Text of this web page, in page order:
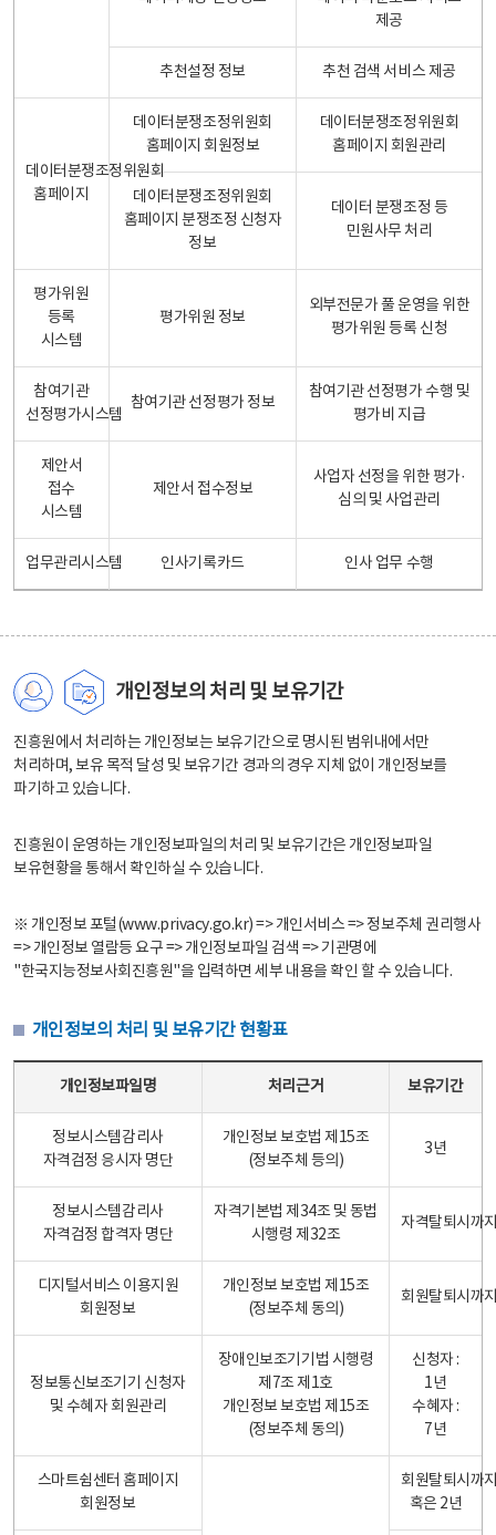
제공
추천설정 정보 추천 검색 서비스 제공
데이터분쟁조정위원회
홈페이지
데이터분쟁조정위원회
홈페이지 회원정보
데이터분쟁조정위원회
홈페이지 회원관리
데이터분쟁조정위원회
홈페이지 분쟁조정 신청자
정보
데이터 분쟁조정 등
민원사무 처리
평가위원
등록
시스템
평가위원 정보
외부전문가 풀 운영을 위한
평가위원 등록 신청
참여기관
선정평가시스템
참여기관 선정평가 정보
참여기관 선정평가 수행 및
평가비 지급
제안서
접수
시스템
제안서 접수정보
사업자 선정을 위한 평가·
심의 및 사업관리
업무관리시스템 인사기록카드 인사 업무 수행
개인정보의 처리 및 보유기간
진흥원에서 처리하는 개인정보는 보유기간으로 명시된 범위내에서만
처리하며, 보유 목적 달성 및 보유기간 경과의 경우 지체 없이 개인정보를
파기하고 있습니다.
진흥원이 운영하는 개인정보파일의 처리 및 보유기간은 개인정보파일
보유현황을 통해서 확인하실 수 있습니다.
※ 개인정보 포털(www.privacy.go.kr) => 개인서비스 => 정보주체 권리행사
=> 개인정보 열람등 요구 => 개인정보파일 검색 => 기관명에
"한국지능정보사회진흥원"을 입력하면 세부 내용을 확인 할 수 있습니다.
개인정보의 처리 및 보유기간 현황표
개인정보파일명 처리근거 보유기간
정보시스템감리사
자격검정 응시자 명단
개인정보 보호법 제15조
(정보주체 등의)
3년
정보시스템감리사
자격검정 합격자 명단
자격기본법 제34조 및 동법
시행령 제32조
자격탈퇴시까
디지털서비스 이용지원
회원정보
개인정보 보호법 제15조
(정보주체 동의)
회원탈퇴시까
정보통신보조기기 신청자
및 수혜자 회원관리
장애인보조기기법 시행령
제7조 제1호
개인정보 보호법 제15조
(정보주체 동의)
신청자 :
1년
수혜자 :
7년
스마트쉼센터 홈페이지
회원정보
회원탈퇴시까
혹은 2년